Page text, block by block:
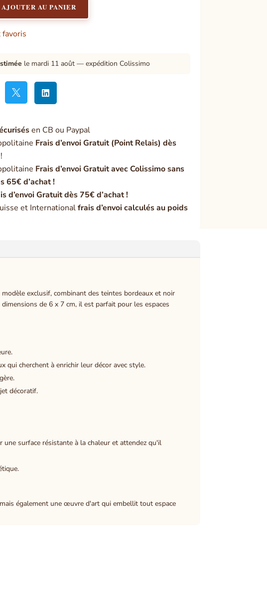
AJOUTER AU PANIER
le mardi 11 août — expédition Colissimo
 
en CB ou Paypal
Frais d’envoi Gratuit (Point Relais) dès
Frais d’envoi Gratuit avec Colissimo sans
65€ d’achat !
d’envoi Gratuit dès 75€ d’achat !
et Internationalfrais d’envoi calculés au poids
exclusif, combinant des teintes bordeaux et noir
de 6 x 7 cm, il est parfait pour les espaces
qui cherchent à enrichir leur décor avec style.
décoratif.
surface résistante à la chaleur et attendez qu'il
également une œuvre d'art qui embellit tout espace